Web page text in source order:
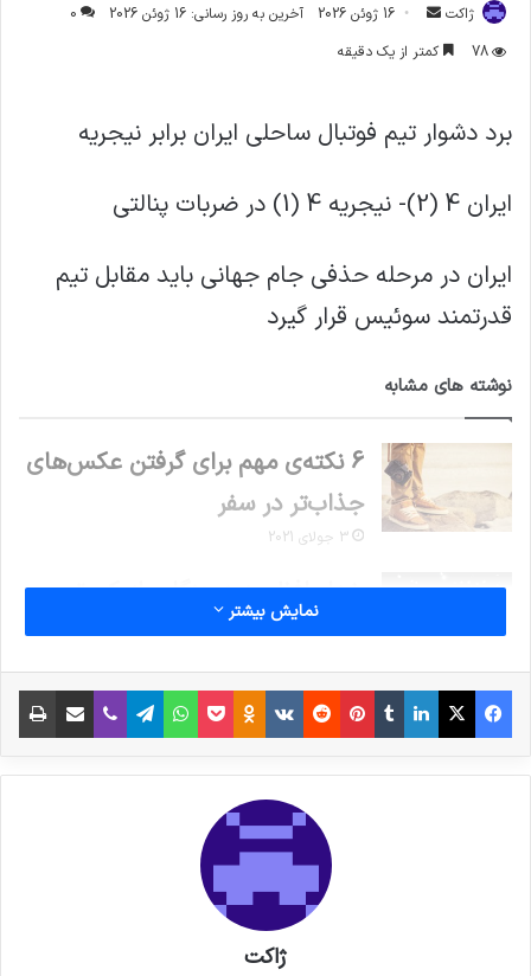
ژاکت
ارسال
ایمیل
16 ژوئن 2026 آخرین به روز رسانی: 16 ژوئن 2026
0
78
کمتر از یک دقیقه
برد دشوار تیم فوتبال ساحلی ایران برابر نیجریه
ایران 4 (2)- نیجریه 4 (1) در ضربات پنالتی
ایران در مرحله حذفی جام جهانی باید مقابل تیم
قدرتمند سوئیس قرار گیرد
نوشته های مشابه
6 نکته‌ی مهم برای گرفتن عکس‌های
جذاب‌تر در سفر
3 جولای 2021
خداحافظی زود هنگام بازیکن تیم
ملی فوتسال از دنیای بازی
30 سپتامبر 2021
نمایش بیشتر
فیس بوک X لینکدین
‫تامبلر‫پین‌ترست
‫رددیت‫VKontakte
‫Odnoklassniki
پاکتواتس آپ تلگراموایبر اشتراک گذاری از طریق ایمیل
ژاکت